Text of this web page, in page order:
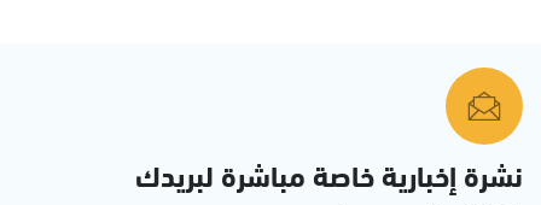
نشرة إخبارية خاصة مباشرة لبريدك